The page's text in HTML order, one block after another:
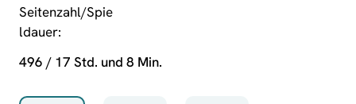
Seitenzahl/Spie
ldauer
496 / 17 Std. und 8 Min.